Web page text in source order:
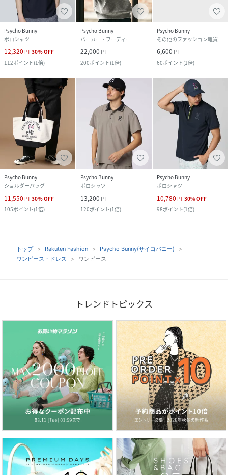
Psycho Bunny
ポロシャツ
12,320 円 30%OFF
112ポイント(1倍)
Psycho Bunny
パーカー・フーディー
22,000 円
200ポイント(1倍)
Psycho Bunny
その他のファッション雑貨
6,600 円
60ポイント(1倍)
Psycho Bunny
ショルダーバッグ
11,550 円 30%OFF
105ポイント(1倍)
Psycho Bunny
ポロシャツ
13,200 円
120ポイント(1倍)
Psycho Bunny
ポロシャツ
10,780 円 30%OFF
98ポイント(1倍)
トップ Rakuten Fashion
Psycho Bunny(サイコバニー)
ワンピース・ドレス
ワンピース
トレンドトピックス